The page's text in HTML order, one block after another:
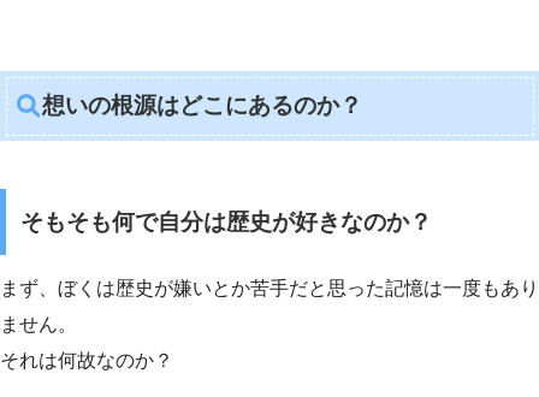
想いの根源はどこにあるのか？
そもそも何で自分は歴史が好きなのか？
まず、ぼくは歴史が嫌いとか苦手だと思った記憶は一度もあり
ません。
それは何故なのか？